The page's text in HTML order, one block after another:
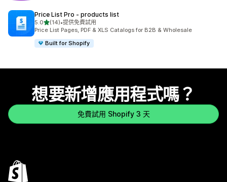
Price List Pro ‑ products list
5.0滿分 5 顆星
(14)
共有 14 則評價
•提供免費試用
Price List Pages, PDF & XLS Catalogs for B2B & Wholesale
Built for Shopify
想要新增應用程式嗎？
免費試用 Shopify 3 天